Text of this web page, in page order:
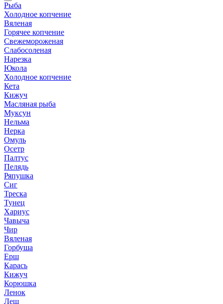
Рыба
Холодное копчение
Вяленая
Горячее копчение
Свежемороженая
Слабосоленая
Нарезка
Юкола
Холодное копчение
Кета
Кижуч
Масляная рыба
Муксун
Нельма
Нерка
Омуль
Осетр
Палтус
Пелядь
Ряпушка
Сиг
Треска
Тунец
Хариус
Чавыча
Чир
Вяленая
Горбуша
Ерш
Карась
Кижуч
Корюшка
Ленок
Лещ